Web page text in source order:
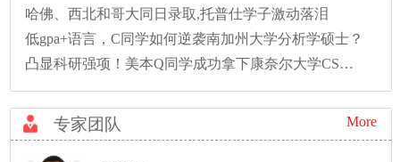
哈佛、西北和哥大同日录取,托普仕学子激动落泪
低gpa+语言，C同学如何逆袭南加州大学分析学硕士？
凸显科研强项！美本Q同学成功拿下康奈尔大学CS硕士录取！
专家团队 More